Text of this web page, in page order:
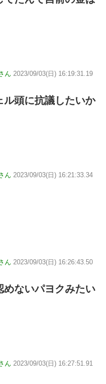
ん 2023/09/03(日) 16:19:31.19
ル頭に抗議したいか
ん 2023/09/03(日) 16:21:33.34
ん 2023/09/03(日) 16:26:43.50
めないパヨクみたい
ん 2023/09/03(日) 16:27:51.91